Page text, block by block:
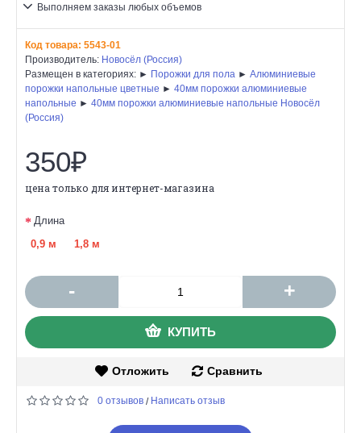
Выполняем заказы любых объемов
Код товара: 5543-01
Производитель: Новосёл (Россия)
Размещен в категориях: ► Порожки для пола ► Алюминиевые
порожки напольные цветные ► 40мм порожки алюминиевые
напольные ► 40мм порожки алюминиевые напольные Новосёл
(Россия)
350₽
цена только для интернет-магазина
Длина
0,9 м
1,8 м
- +
КУПИТЬ
Отложить Сравнить
0 отзывов / Написать отзыв